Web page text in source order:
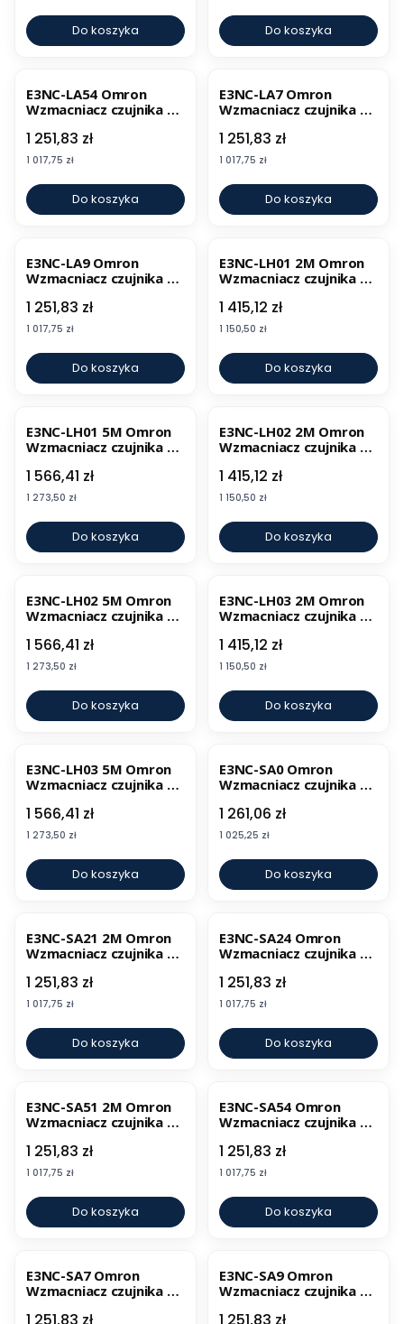
Do koszyka Do koszyka
E3NC-LA54 Omron
Wzmacniacz czujnika N-
Cena
1 251,83 zł
Cena
1 017,75 zł
Do koszyka
E3NC-LA7 Omron
Wzmacniacz czujnika N-
Cena
1 251,83 zł
Cena
1 017,75 zł
Do koszyka
E3NC-LA9 Omron
Wzmacniacz czujnika N-
Cena
1 251,83 zł
Cena
1 017,75 zł
Do koszyka
E3NC-LH01 2M Omron
Wzmacniacz czujnika N-
Cena
1 415,12 zł
Cena
1 150,50 zł
Do koszyka
E3NC-LH01 5M Omron
Wzmacniacz czujnika N-
Cena
1 566,41 zł
Cena
1 273,50 zł
Do koszyka
E3NC-LH02 2M Omron
Wzmacniacz czujnika N-
Cena
1 415,12 zł
Cena
1 150,50 zł
Do koszyka
E3NC-LH02 5M Omron
Wzmacniacz czujnika N-
Cena
1 566,41 zł
Cena
1 273,50 zł
Do koszyka
E3NC-LH03 2M Omron
Wzmacniacz czujnika N-
Cena
1 415,12 zł
Cena
1 150,50 zł
Do koszyka
E3NC-LH03 5M Omron
Wzmacniacz czujnika N-
Cena
1 566,41 zł
Cena
1 273,50 zł
Do koszyka
E3NC-SA0 Omron
Wzmacniacz czujnika N-
Cena
1 261,06 zł
Cena
1 025,25 zł
Do koszyka
E3NC-SA21 2M Omron
Wzmacniacz czujnika N-
Cena
1 251,83 zł
Cena
1 017,75 zł
Do koszyka
E3NC-SA24 Omron
Wzmacniacz czujnika N-
Cena
1 251,83 zł
Cena
1 017,75 zł
Do koszyka
E3NC-SA51 2M Omron
Wzmacniacz czujnika N-
Cena
1 251,83 zł
Cena
1 017,75 zł
Do koszyka
E3NC-SA54 Omron
Wzmacniacz czujnika N-
Cena
1 251,83 zł
Cena
1 017,75 zł
Do koszyka
E3NC-SA7 Omron
Wzmacniacz czujnika N-
Cena
1 251,83 zł
E3NC-SA9 Omron
Wzmacniacz czujnika N-
Cena
1 251,83 zł